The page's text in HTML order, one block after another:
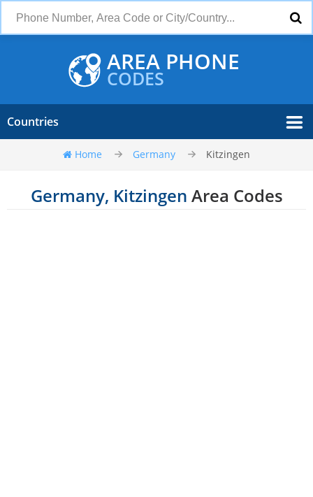
AREA PHONE
CODES
Countries
Home Germany Kitzingen
Germany, Kitzingen Area Codes